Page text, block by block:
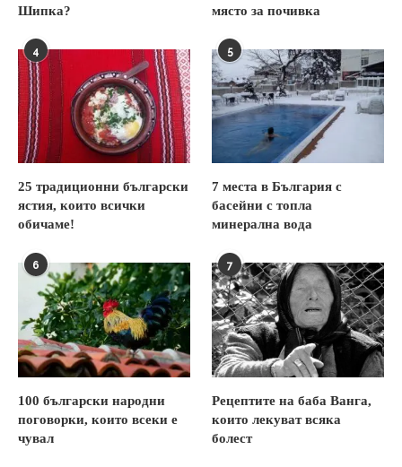
Шипка?
място за почивка
4
25 традиционни български
ястия, които всички
обичаме!
5
7 места в България с
басейни с топла
минерална вода
6
100 български народни
поговорки, които всеки е
чувал
7
Рецептите на баба Ванга,
които лекуват всяка
болест